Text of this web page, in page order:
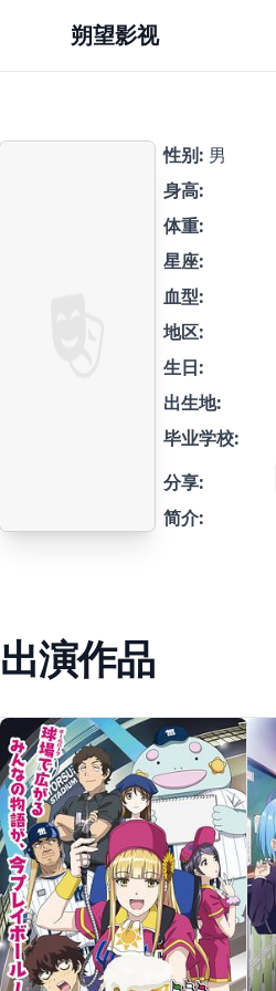
朔望影视
性别: 男
身高:
体重:
星座:
血型:
地区:
生日:
出生地:
毕业学校:
分享:
简介:
出演作品